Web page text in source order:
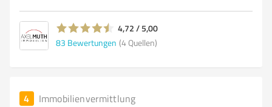
4,72 / 5,00
83 Bewertungen (4 Quellen)
4 Immobilienvermittlung